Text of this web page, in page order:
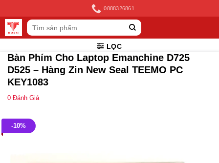
to
content
0888326861
Tìm
kiếm:
LỌC
Bàn Phím Cho Laptop Emanchine D725
D525 – Hàng Zin New Seal TEEMO PC
KEY1083
0 Đánh Giá
-10%